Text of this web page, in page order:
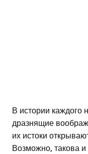
В истории каждого
дразнящие
их истоки
Возможно, такова